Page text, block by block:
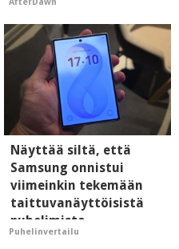
AfterDawn
Näyttää siltä, että
Samsung onnistui
viimeinkin tekemään
taittuvanäyttöisistä
puhelimista
supersuosittuja
Puhelinvertailu